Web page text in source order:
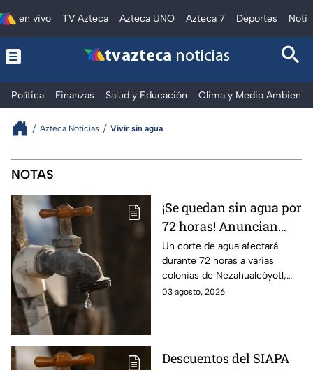
en vivo TV Azteca Azteca UNO Azteca 7 Deportes
tv azteca noticias
Política Finanzas Salud y Educación Clima y Medio Ambiente
Azteca Noticias Vivir sin agua
Vivir sin agua
NOTAS
¡Se quedan sin agua por
72 horas! Anuncian
severo corte en el
Edomex; fechas y
colonias afectadas
Un corte de agua afectará
durante 72 horas a varias
colonias de Nezahualcóyotl,
Edomex, desde el 5 de agosto;
03 agosto, 2026
Descuentos del SIAPA